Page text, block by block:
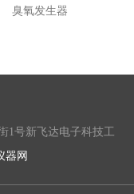
臭氧发生器
1号新飞达电子科技工
器网